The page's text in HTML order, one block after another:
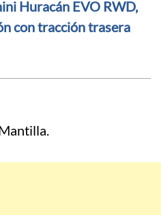
Huracán EVO RWD,
con tracción trasera